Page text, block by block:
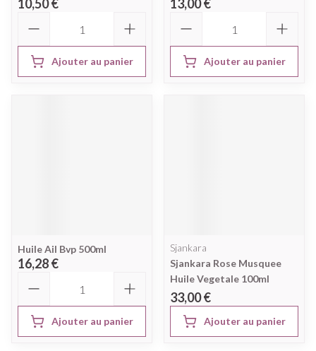
10,50 €
Ajouter au panier
13,00 €
Ajouter au panier
Huile Ail Bvp 500ml
16,28 €
Ajouter au panier
Sjankara
Sjankara Rose Musquee
Huile Vegetale 100ml
33,00 €
Ajouter au panier